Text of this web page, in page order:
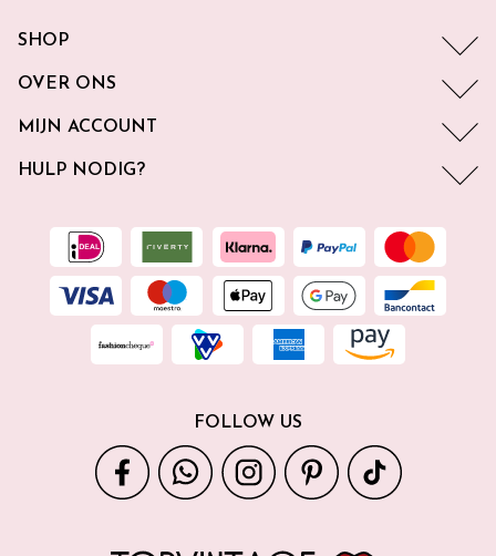
SHOP
OVER ONS
MIJN ACCOUNT
HULP NODIG?
FOLLOW US